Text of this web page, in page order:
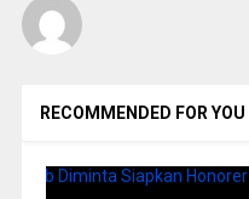
RECOMMENDED FOR YOU